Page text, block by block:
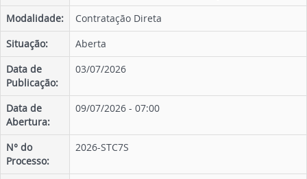
Modalidade:
Contratação Direta
Situação:
Aberta
Data de
Publicação:
03/07/2026
Data de
Abertura:
09/07/2026 - 07:00
N° do
Processo:
2026-STC7S